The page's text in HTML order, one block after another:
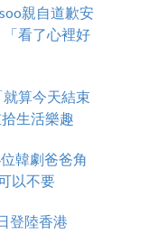
親自道歉安
看了心裡好
算今天結束
生活樂趣
韓劇爸爸角
以不要
登陸香港